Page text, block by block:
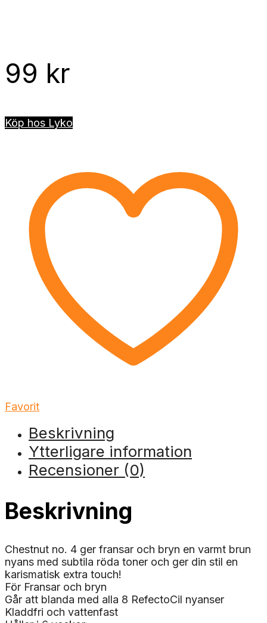
99 kr
Köp hos Lyko
Favorit
Beskrivning
Ytterligare information
Recensioner (0)
Beskrivning
Chestnut no. 4 ger fransar och bryn en varmt brun
nyans med subtila röda toner och ger din stil en
karismatisk extra touch!
För Fransar och bryn
Går att blanda med alla 8 RefectoCil nyanser
Kladdfri och vattenfast